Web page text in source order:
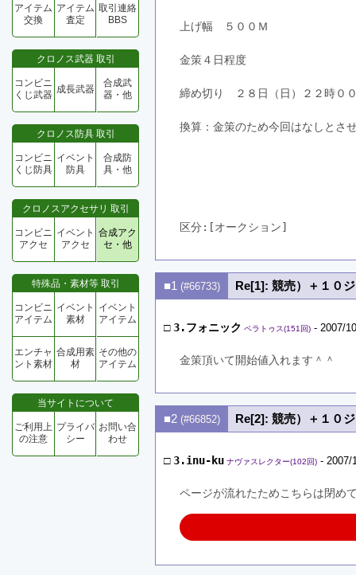
アイテム
交換
アイテム
査定
取引連絡
BBS
クロノス武器 取引
コンビニ
くじ武器 成長武器
合成武
器・他
クロノス防具 取引
コンビニ
くじ防具
イベント
防具
合成防
具・他
クロノスアクセサリ 取引
コンビニ
アクセ
イベント
アクセ
合成アク
セ・他
特殊品・素材等 取引
コンビニ
アイテム
イベント
素材
イベント
アイテム
エンチャ
ント素材
合成用素
材
その他の
アイテム
当サイトについて
ご利用上
の注意
プライバ
シー
お問い合
わせ
上げ幅　５００Ｍ
金策４日程度
締め切り　２８日（日）２２時０
換算：金策のため今回はなしとさ
区分:[オークション]
■1 (#66733) Re[1]: 競売）＋１０
□3.フォニック ペラトゥス(151回) - 2007/
金策頂いて開始値入れます＾＾
■2 (#66852) Re[2]: 競売）＋１０
□3.inu-ku ナヴァスレクター(102回) - 2007/
ページが流れたためこちらは閉め